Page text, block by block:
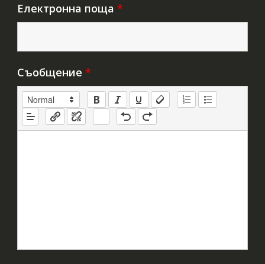
Електронна поща *
Съобщение *